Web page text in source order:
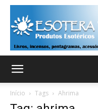
Início Tags Ahrima